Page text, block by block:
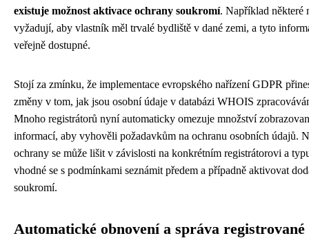
existuje možnost aktivace ochrany soukromí. Například některé
vyžadují, aby vlastník měl trvalé bydliště v dané zemi, a tyto
veřejně dostupné.
Stojí za zmínku, že implementace evropského nařízení GDPR
změny v tom, jak jsou osobní údaje v databázi WHOIS
Mnoho registrátorů nyní automaticky omezuje množství
informací, aby vyhověli požadavkům na ochranu osobních údajů.
ochrany se může lišit v závislosti na konkrétním registrátorovi a
vhodné se s podmínkami seznámit předem a případně aktivovat
soukromí.
Automatické obnovení a správa registrované